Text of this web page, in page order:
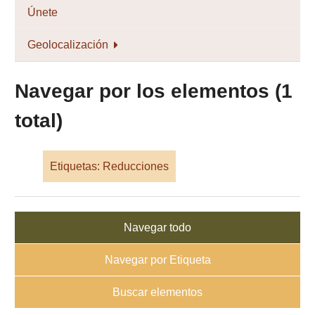
Únete
Geolocalización
Navegar por los elementos (1
total)
Etiquetas: Reducciones
Navegar todo
Navegar por Etiqueta
Buscar elementos